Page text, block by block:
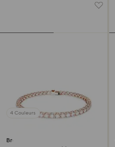
4 Couleurs
Bracelet Tennis Matrix